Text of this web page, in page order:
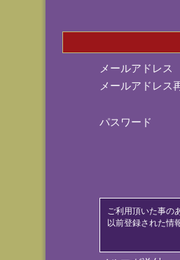
メールアドレス
メールアドレス
パスワード
ご利用頂いた事の
以前登録された情